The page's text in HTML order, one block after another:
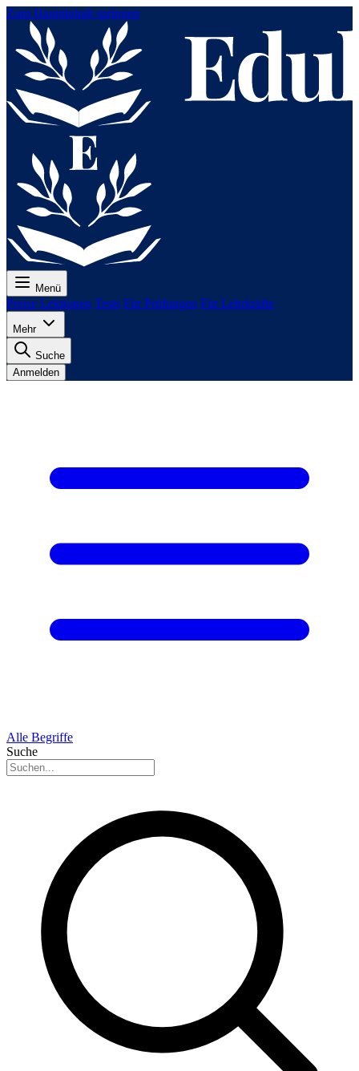
Zum Hauptinhalt springen
Menü
Preise Lektionen Tests Für Prüfungen Für Lehrkräfte
Mehr
Suche
Anmelden
Alle Begriffe
Suche